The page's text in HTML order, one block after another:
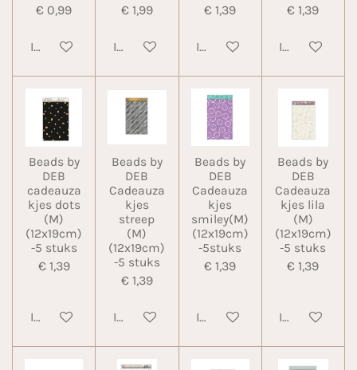
€ 0,99
In winkelwagen
€ 1,99
In winkelwagen
€ 1,39
In winkelwagen
€ 1,39
In
Beads by
DEB
cadeauza
kjes dots
(M)
(12x19cm)
-5 stuks
€ 1,39
In winkelwagen
Beads by
DEB
Cadeauza
kjes
streep
(M)
(12x19cm)
-5 stuks
€ 1,39
In winkelwagen
Beads by
DEB
Cadeauza
kjes
smiley(M)
(12x19cm)
-5stuks
€ 1,39
In winkelwagen
Beads by
DEB
Cadeauza
kjes lila
(M)
(12x19cm)
-5 stuks
€ 1,39
In